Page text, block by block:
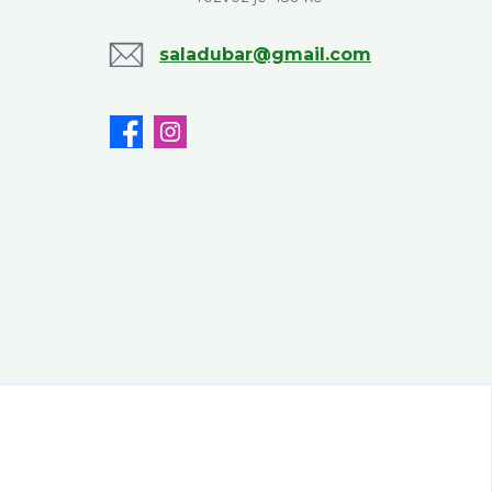
saladubar@gmail.com